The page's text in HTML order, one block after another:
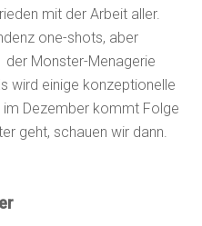
mit der Arbeit aller.
one-shots, aber
der Monster-Menagerie
wird einige konzeptionelle
Dezember kommt Folge
geht, schauen wir dann.